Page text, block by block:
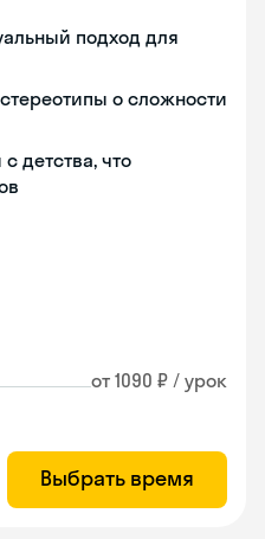
подход для
о сложности
детства, что
от 1090 ₽ / урок
Выбрать время